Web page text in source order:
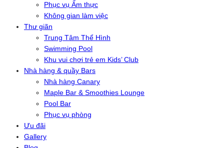
Phục vụ Ẩm thực
Không gian làm việc
Thư giãn
Trung Tâm Thể Hình
Swimming Pool
Khu vui chơi trẻ em Kids’ Club
Nhà hàng & quầy Bars
Nhà hàng Canary
Maple Bar & Smoothies Lounge
Pool Bar
Phục vụ phòng
Ưu đãi
Gallery